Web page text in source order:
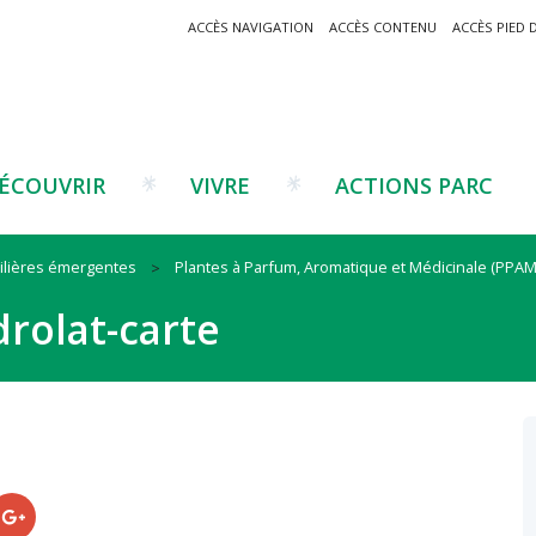
ACCÈS NAVIGATION ACCÈS CONTENU ACCÈS PIED
Patrimoine montagnard
Traditions catalanes
Musées et sites
VIVRE
Un projet ?
marque Valeurs Parc
ACTIONS PARC
Tourisme
Agriculture
Forêt-bois
émergentes Plantes à Parfum, Aromatique et Médicinale
carte